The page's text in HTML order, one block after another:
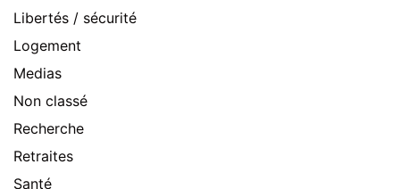
Libertés / sécurité
Logement
Medias
Non classé
Recherche
Retraites
Santé